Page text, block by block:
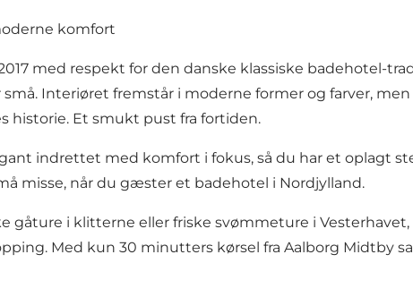
komfort
med respekt for den danske klassiske badehotel-
Interiøret fremstår i moderne former og farver,
historie. Et smukt pust fra fortiden.
indrettet med komfort i fokus, så du har et oplagt
misse, når du gæster et badehotel i Nordjylland.
gåture i klitterne eller friske svømmeture i
Med kun 30 minutters kørsel fra Aalborg Midtby